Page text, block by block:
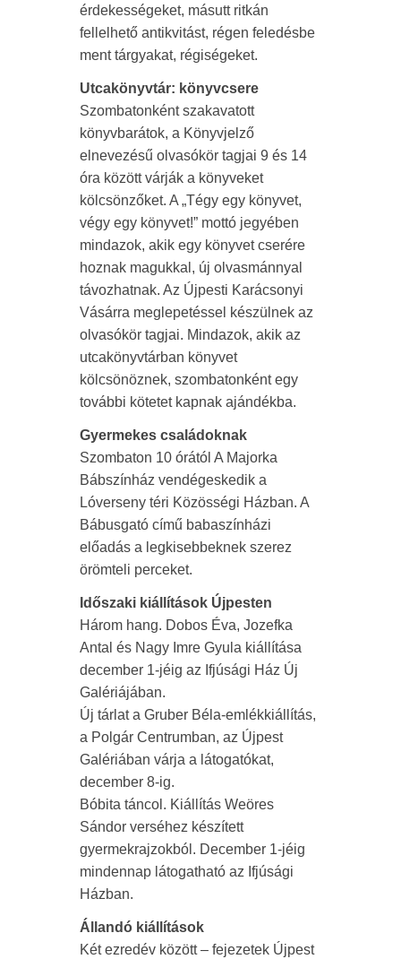
érdekességeket, másutt ritkán
fellelhető antikvitást, régen feledésbe
ment tárgyakat, régiségeket.
Utcakönyvtár: könyvcsere
Szombatonként szakavatott
könyvbarátok, a Könyvjelző
elnevezésű olvasókör tagjai 9 és 14
óra között várják a könyveket
kölcsönzőket. A „Tégy egy könyvet,
végy egy könyvet!” mottó jegyében
mindazok, akik egy könyvet cserére
hoznak magukkal, új olvasmánnyal
távozhatnak. Az Újpesti Karácsonyi
Vásárra meglepetéssel készülnek az
olvasókör tagjai. Mindazok, akik az
utcakönyvtárban könyvet
kölcsönöznek, szombatonként egy
további kötetet kapnak ajándékba.
Gyermekes családoknak
Szombaton 10 órától A Majorka
Bábszínház vendégeskedik a
Lóverseny téri Közösségi Házban. A
Bábusgató című babaszínházi
előadás a legkisebbeknek szerez
örömteli perceket.
Időszaki kiállítások Újpesten
Három hang. Dobos Éva, Jozefka
Antal és Nagy Imre Gyula kiállítása
december 1-jéig az Ifjúsági Ház Új
Galériájában.
Új tárlat a Gruber Béla-emlékkiállítás,
a Polgár Centrumban, az Újpest
Galériában várja a látogatókat,
december 8-ig.
Bóbita táncol. Kiállítás Weöres
Sándor verséhez készített
gyermekrajzokból. December 1-jéig
mindennap látogatható az Ifjúsági
Házban.
Állandó kiállítások
Két ezredév között – fejezetek Újpest